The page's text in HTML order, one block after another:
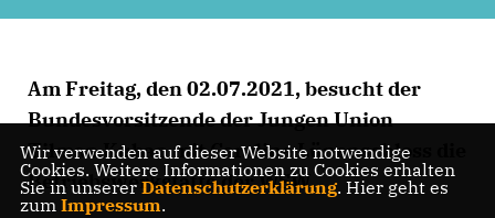
Am Freitag, den 02.07.2021, besucht der
Bundesvorsitzende der Jungen Union
Tilman Kuban mit Caroline Lünenschloss die
Betriebswerkstätte der WSW.
Wir verwenden auf dieser Website notwendige
Cookies. Weitere Informationen zu Cookies erhalten
Sie in unserer Datenschutzerklärung. Hier geht es
zum Impressum.